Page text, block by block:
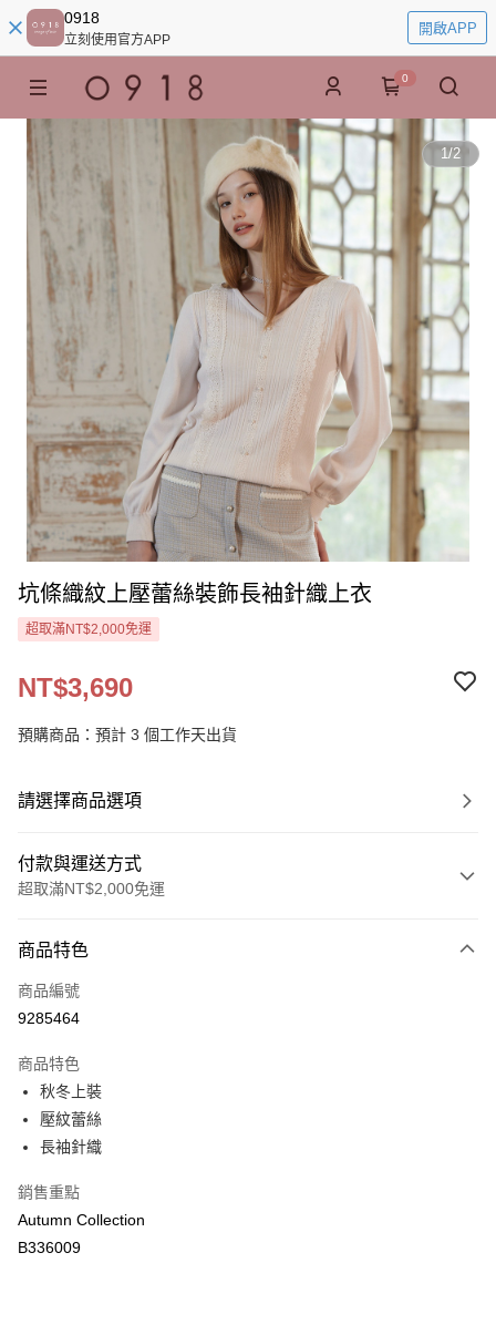
0918
立刻使用官方APP
開啟APP
0
1/2
坑條織紋上壓蕾絲裝飾長袖針織上衣
超取滿NT$2,000免運
NT$3,690
預購商品：預計 3 個工作天出貨
請選擇商品選項
付款與運送方式
超取滿NT$2,000免運
信用卡一次付款
LINE Pay
街口支付
悠遊付
運送方式
付款後全家取貨
商品特色
商品編號
9285464
商品特色
秋冬上裝
壓紋蕾絲
長袖針織
銷售重點
Autumn Collection
B336009